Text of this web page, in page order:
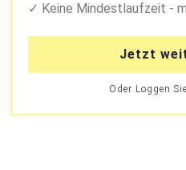
Keine Mindestlaufzeit -
Jetzt
Oder Loggen